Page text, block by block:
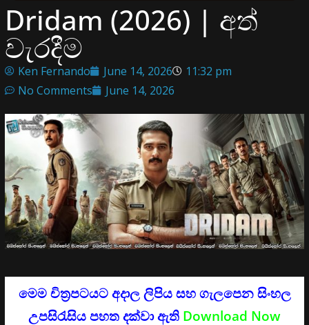
Dridam (2026) | අත්
වැරදීම
Ken Fernando June 14, 2026
11:32 pm
No Comments
June 14, 2026
මෙම චිත්‍රපටයට අදාල ලිපිය සහ ගැලපෙන සිංහල
උපසිරැසිය පහත දක්වා ඇති Download Now